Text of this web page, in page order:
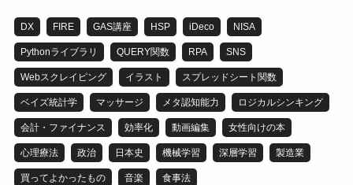
DX FIRE GAS講座 HSP iDeco NISA
Pythonライブラリ QUERY関数 RPA SNS
Webスクレイピング イラスト スプレッドシート関数
ベイズ統計学 マッサージ メタ認知能力 ロジカルシンキング
会計・ファイナンス 効率化 動画編集 女性向けの本
心理療法 政治 日本史 機械学習 深層学習 製造業
買ってよかったもの 音楽 食事法